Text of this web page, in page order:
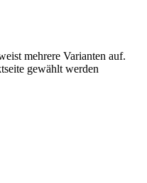
mehrere Varianten auf.
gewählt werden